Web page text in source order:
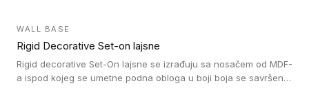
WALL BASE
Rigid Decorative Set-on lajsne
Rigid decorative Set-On lajsne se izrađuju sa nosačem od MDF-
a ispod kojeg se umetne podna obloga u boji boja se savršeno